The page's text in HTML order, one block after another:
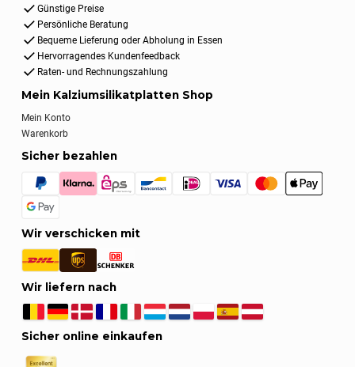
Günstige Preise
Persönliche Beratung
Bequeme Lieferung oder Abholung in Essen
Hervorragendes Kundenfeedback
Raten- und Rechnungszahlung
Mein Kalziumsilikatplatten Shop
Mein Konto
Warenkorb
Sicher bezahlen
Wir verschicken mit
Wir liefern nach
Sicher online einkaufen